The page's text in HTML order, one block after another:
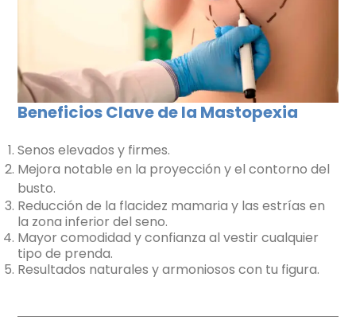
Beneficios Clave de la Mastopexia
Senos elevados y firmes.
Mejora notable en la proyección y el contorno del
busto.
Reducción de la flacidez mamaria y las estrías en
la zona inferior del seno.
Mayor comodidad y confianza al vestir cualquier
tipo de prenda.
Resultados naturales y armoniosos con tu figura.